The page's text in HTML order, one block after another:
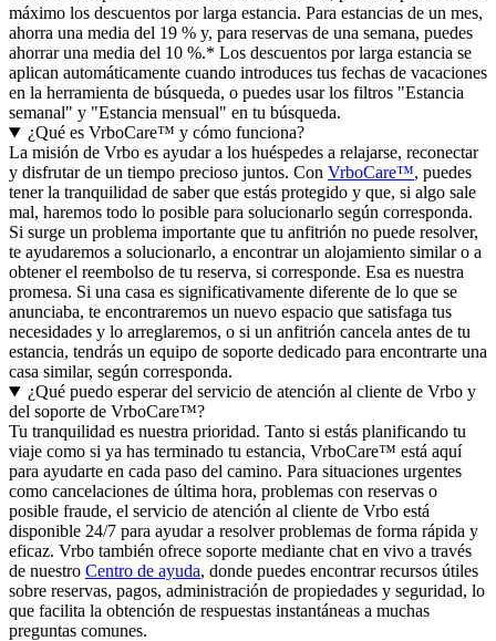
máximo los descuentos por larga estancia. Para estancias de un mes,
ahorra una media del 19 % y, para reservas de una semana, puedes
ahorrar una media del 10 %.* Los descuentos por larga estancia se
aplican automáticamente cuando introduces tus fechas de vacaciones
en la herramienta de búsqueda, o puedes usar los filtros "Estancia
semanal" y "Estancia mensual" en tu búsqueda.
¿Qué es VrboCare™ y cómo funciona?
La misión de Vrbo es ayudar a los huéspedes a relajarse, reconectar
y disfrutar de un tiempo precioso juntos. Con VrboCare™, puedes
tener la tranquilidad de saber que estás protegido y que, si algo sale
mal, haremos todo lo posible para solucionarlo según corresponda.
Si surge un problema importante que tu anfitrión no puede resolver,
te ayudaremos a solucionarlo, a encontrar un alojamiento similar o a
obtener el reembolso de tu reserva, si corresponde. Esa es nuestra
promesa. Si una casa es significativamente diferente de lo que se
anunciaba, te encontraremos un nuevo espacio que satisfaga tus
necesidades y lo arreglaremos, o si un anfitrión cancela antes de tu
estancia, tendrás un equipo de soporte dedicado para encontrarte una
casa similar, según corresponda.
¿Qué puedo esperar del servicio de atención al cliente de Vrbo y
del soporte de VrboCare™?
Tu tranquilidad es nuestra prioridad. Tanto si estás planificando tu
viaje como si ya has terminado tu estancia, VrboCare™ está aquí
para ayudarte en cada paso del camino. Para situaciones urgentes
como cancelaciones de última hora, problemas con reservas o
posible fraude, el servicio de atención al cliente de Vrbo está
disponible 24/7 para ayudar a resolver problemas de forma rápida y
eficaz. Vrbo también ofrece soporte mediante chat en vivo a través
de nuestro Centro de ayuda, donde puedes encontrar recursos útiles
sobre reservas, pagos, administración de propiedades y seguridad, lo
que facilita la obtención de respuestas instantáneas a muchas
preguntas comunes.